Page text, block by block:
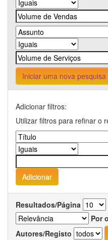
Iniciar uma nova pesquisa
Adicionar filtros:
Utilizar filtros para refinar o
Resultados/Página
Por
Autores/Registo